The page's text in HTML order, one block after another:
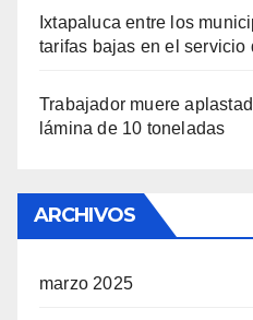
Ixtapaluca entre los
tarifas bajas en el servicio
Trabajador muere
lámina de 10 toneladas
ARCHIVOS
marzo 2025